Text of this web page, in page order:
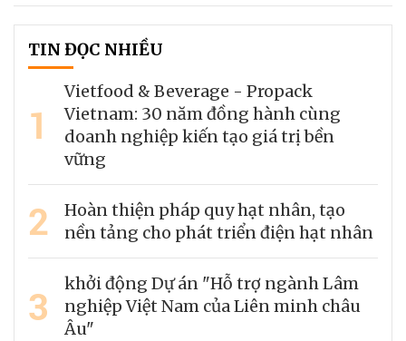
TIN ĐỌC NHIỀU
1
Vietfood & Beverage - Propack
Vietnam: 30 năm đồng hành cùng
doanh nghiệp kiến tạo giá trị bền
vững
2
Hoàn thiện pháp quy hạt nhân, tạo
nền tảng cho phát triển điện hạt nhân
3
khởi động Dự án "Hỗ trợ ngành Lâm
nghiệp Việt Nam của Liên minh châu
Âu"